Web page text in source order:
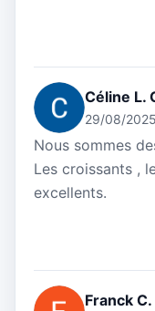
Céline L.
29/08/2025
Nous sommes
Les croissants ,
excellents.
Franck C.